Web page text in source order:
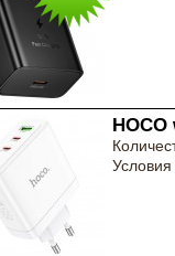
HOCO
Условия